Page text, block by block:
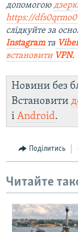
допомогою
https://
слідкуйте за
Instagramта
встановити VPN.
Новини без
Встановити
і Android.
Поділитись
Читайте